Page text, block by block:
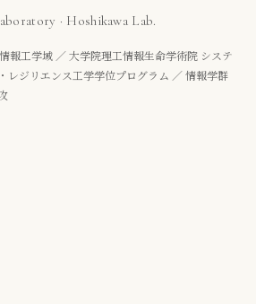
· Hoshikawa Lab.
報工学域 ／ 大学院理工情報生命学術院 システ
レジリエンス工学学位プログラム ／ 情報学群